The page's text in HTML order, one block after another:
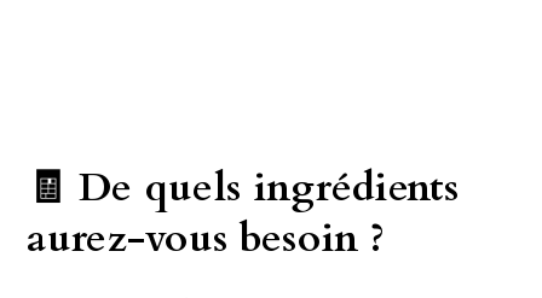
🧾 De quels ingrédients
aurez-vous besoin ?